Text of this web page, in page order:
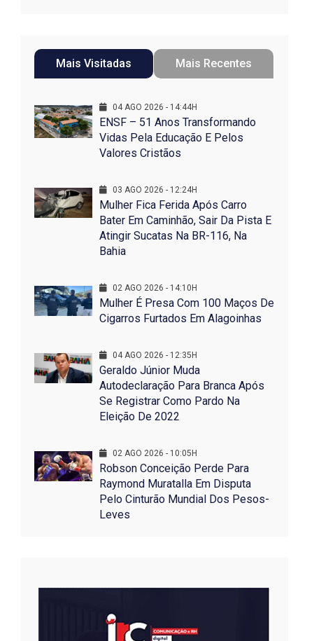
Mais Visitadas Mais Recentes
04 AGO 2026 - 14:44H
ENSF – 51 Anos Transformando
Vidas Pela Educação E Pelos
Valores Cristãos
03 AGO 2026 - 12:24H
Mulher Fica Ferida Após Carro
Bater Em Caminhão, Sair Da Pista E
Atingir Sucatas Na BR-116, Na
Bahia
02 AGO 2026 - 14:10H
Mulher É Presa Com 100 Maços De
Cigarros Furtados Em Alagoinhas
04 AGO 2026 - 12:35H
Geraldo Júnior Muda
Autodeclaração Para Branca Após
Se Registrar Como Pardo Na
Eleição De 2022
02 AGO 2026 - 10:05H
Robson Conceição Perde Para
Raymond Muratalla Em Disputa
Pelo Cinturão Mundial Dos Pesos-
Leves